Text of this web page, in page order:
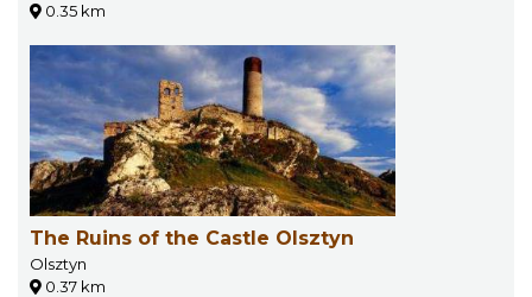
0.35 km
The Ruins of the Castle Olsztyn
Olsztyn
0.37 km